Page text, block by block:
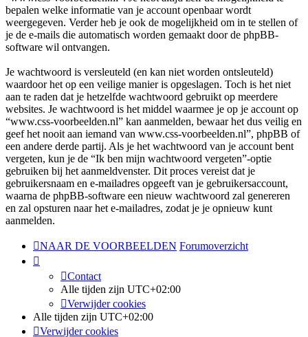
bepalen welke informatie van je account openbaar wordt
weergegeven. Verder heb je ook de mogelijkheid om in te stellen of
je de e-mails die automatisch worden gemaakt door de phpBB-
software wil ontvangen.
Je wachtwoord is versleuteld (en kan niet worden ontsleuteld)
waardoor het op een veilige manier is opgeslagen. Toch is het niet
aan te raden dat je hetzelfde wachtwoord gebruikt op meerdere
websites. Je wachtwoord is het middel waarmee je op je account op
“www.css-voorbeelden.nl” kan aanmelden, bewaar het dus veilig en
geef het nooit aan iemand van www.css-voorbeelden.nl”, phpBB of
een andere derde partij. Als je het wachtwoord van je account bent
vergeten, kun je de “Ik ben mijn wachtwoord vergeten”-optie
gebruiken bij het aanmeldvenster. Dit proces vereist dat je
gebruikersnaam en e-mailadres opgeeft van je gebruikersaccount,
waarna de phpBB-software een nieuw wachtwoord zal genereren
en zal opsturen naar het e-mailadres, zodat je je opnieuw kunt
aanmelden.
NAAR DE VOORBEELDEN Forumoverzicht
Contact
Alle tijden zijn UTC+02:00
Verwijder cookies
Alle tijden zijn UTC+02:00
Verwijder cookies